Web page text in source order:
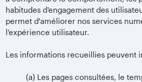
habitudes d'engagement des
permet d'améliorer nos services
l'expérience utilisateur.
Les informations recueillies peuvent
(a) Les pages consultées, le